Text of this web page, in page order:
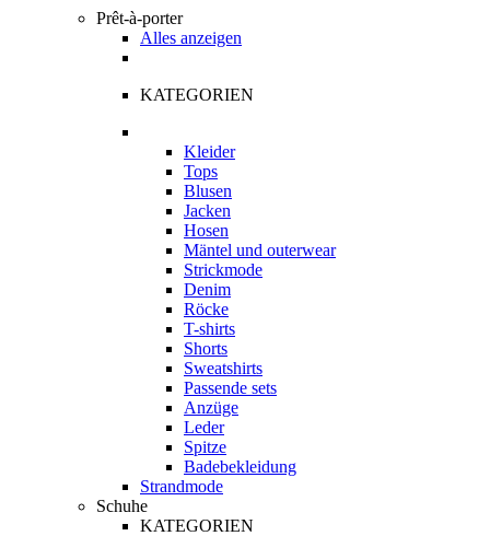
Prêt-à-porter
Alles anzeigen
KATEGORIEN
Kleider
Tops
Blusen
Jacken
Hosen
Mäntel und outerwear
Strickmode
Denim
Röcke
T-shirts
Shorts
Sweatshirts
Passende sets
Anzüge
Leder
Spitze
Badebekleidung
Strandmode
Schuhe
KATEGORIEN